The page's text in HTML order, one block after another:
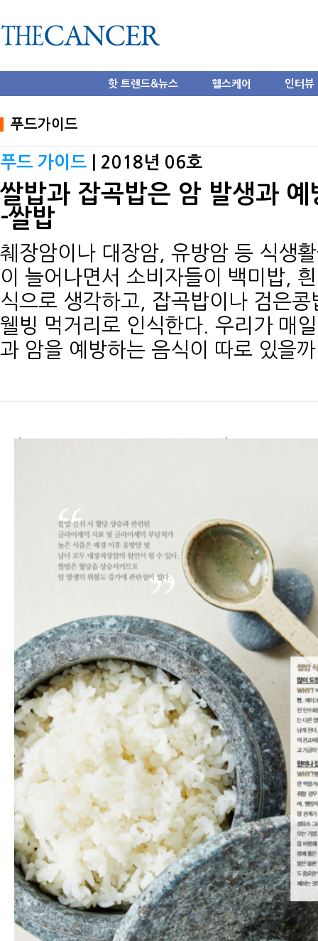
핫 트렌드&뉴스 헬스케어 인터뷰
푸드가이드
푸드 가이드 | 2018년 06호
쌀밥과 잡곡밥은 암 발생과
-쌀밥
췌장암이나 대장암, 유방암 등 식생
이 늘어나면서 소비자들이 백미밥,
식으로 생각하고, 잡곡밥이나 검은
웰빙 먹거리로 인식한다. 우리가 매
과 암을 예방하는 음식이 따로 있을